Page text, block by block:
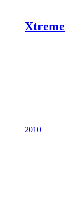
Xtreme
2010